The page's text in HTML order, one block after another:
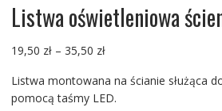
Listwa oświetleniowa
19,50 zł – 35,50 złZakres
od
19,50 zł
Listwa montowana na ścianie służąca
pomocą taśmy LED.